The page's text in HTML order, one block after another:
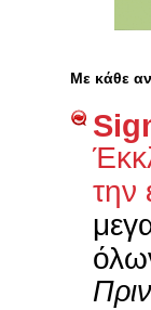
Με κάθε
την